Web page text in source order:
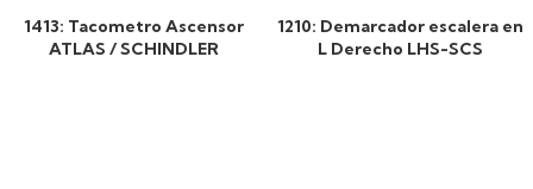
1413: Tacometro Ascensor
ATLAS / SCHINDLER
1210: Demarcador escalera en
L Derecho LHS-SCS